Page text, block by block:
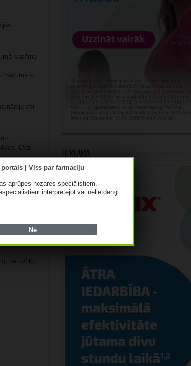
saņēma
vecumā –
vai
Līdz
kas
No tiem
valstis
narkotiku
Reklāma
aprūpes nozares speciālistiem.
interpretējot vai nelietderīgi
Nē